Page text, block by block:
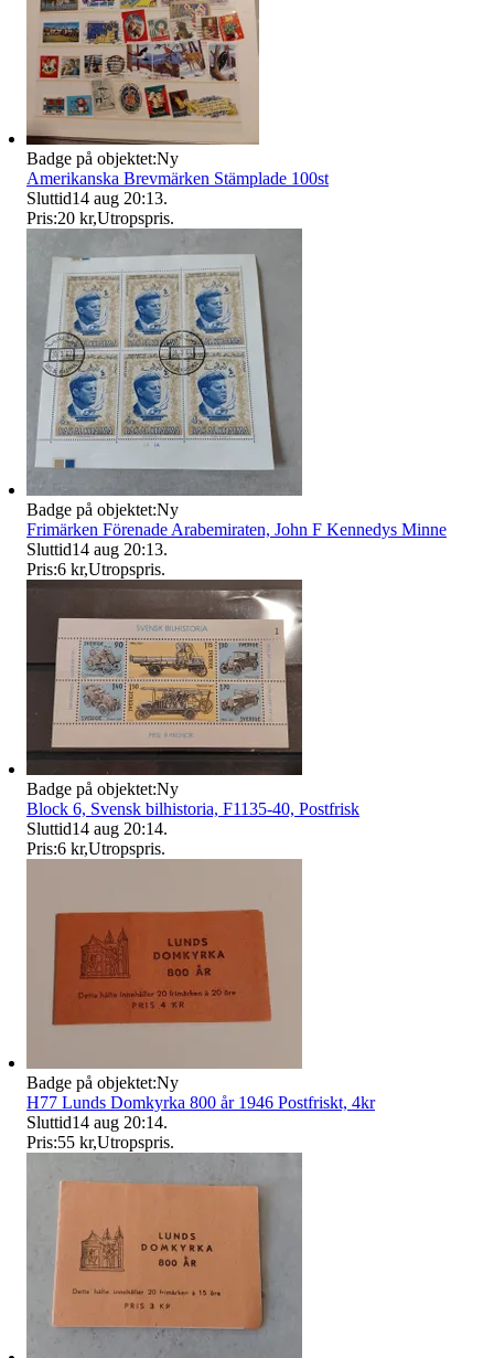
Badge på objektet:Ny
Amerikanska Brevmärken Stämplade 100st
Sluttid14 aug 20:13.
Pris:20 kr,Utropspris.
Badge på objektet:Ny
Frimärken Förenade Arabemiraten, John F Kennedys Minne
Sluttid14 aug 20:13.
Pris:6 kr,Utropspris.
Badge på objektet:Ny
Block 6, Svensk bilhistoria, F1135-40, Postfrisk
Sluttid14 aug 20:14.
Pris:6 kr,Utropspris.
Badge på objektet:Ny
H77 Lunds Domkyrka 800 år 1946 Postfriskt, 4kr
Sluttid14 aug 20:14.
Pris:55 kr,Utropspris.